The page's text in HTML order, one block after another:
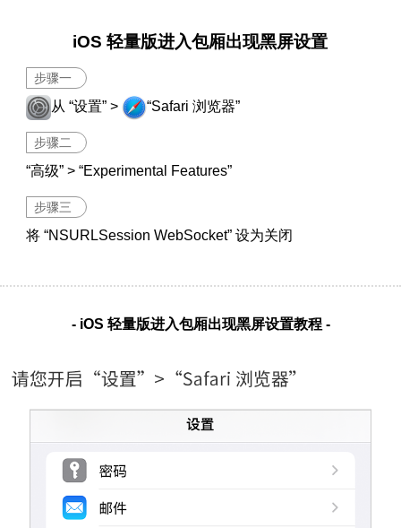
iOS 轻量版进入包厢出现黑屏设置
步骤一
从 “设置” > “Safari 浏览器”
步骤二
“高级” > “Experimental Features”
步骤三
将 “NSURLSession WebSocket” 设为关闭
- iOS 轻量版进入包厢出现黑屏设置教程 -